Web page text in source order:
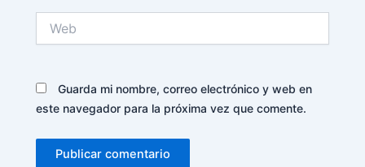
Guarda mi nombre, correo electrónico y web en
este navegador para la próxima vez que comente.